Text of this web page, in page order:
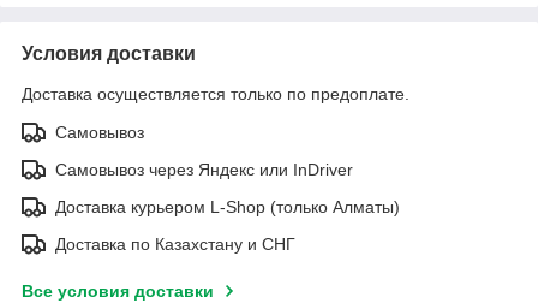
Условия доставки
Доставка осуществляется только по предоплате.
Самовывоз
Самовывоз через Яндекс или InDriver
Доставка курьером L-Shop (только Алматы)
Доставка по Казахстану и СНГ
Все условия доставки